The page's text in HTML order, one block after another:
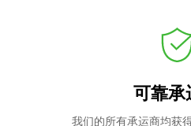
可靠承
我们的所有承运商均获